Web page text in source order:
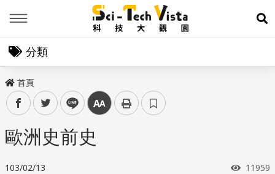
展
分類
首頁
facebooktwitter line 中
歐洲史前史
103/02/13 瀏覽次
11959